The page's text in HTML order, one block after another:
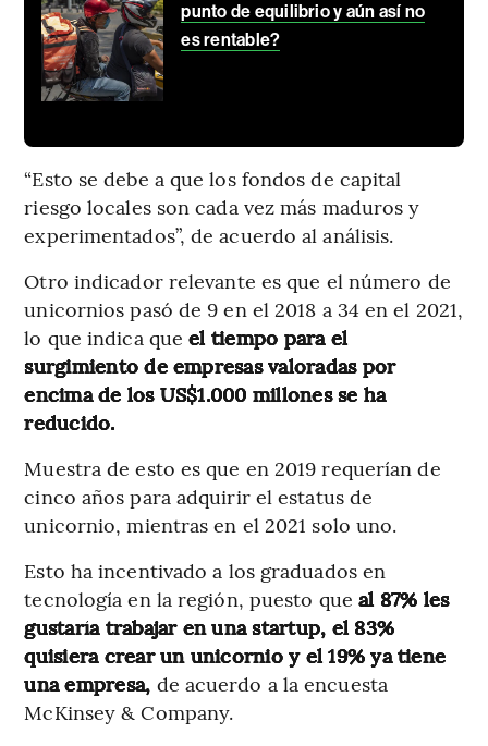
punto de equilibrio y aún así no
es rentable?
“Esto se debe a que los fondos de capital
riesgo locales son cada vez más maduros y
experimentados”, de acuerdo al análisis.
Otro indicador relevante es que el número de
unicornios pasó de 9 en el 2018 a 34 en el 2021,
lo que indica queel tiempo para el
surgimiento de empresas valoradas por
encima de los US$1.000 millones se ha
reducido.
Muestra de esto es que en 2019 requerían de
cinco años para adquirir el estatus de
unicornio, mientras en el 2021 solo uno.
Esto ha incentivado a los graduados en
tecnología en la región, puesto que al 87% les
gustaría trabajar en una startup, el 83%
quisiera crear un unicornio y el 19% ya tiene
una empresa, de acuerdo a la encuesta
McKinsey & Company.